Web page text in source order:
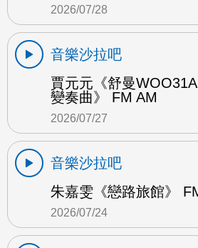
2026/07/28
音樂沙拉吧
賈元元《舒曼
變奏曲》 FM AM
2026/07/27
音樂沙拉吧
朱嘉雯《戀路旅館》
2026/07/24